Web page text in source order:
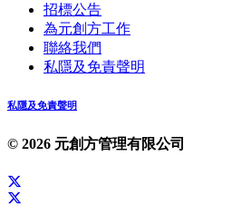
招標公告
為元創方工作
聯絡我們
私隱及免責聲明
私隱及免責聲明
© 2026 元創方管理有限公司